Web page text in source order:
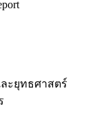
ะยุทธศาสตร์